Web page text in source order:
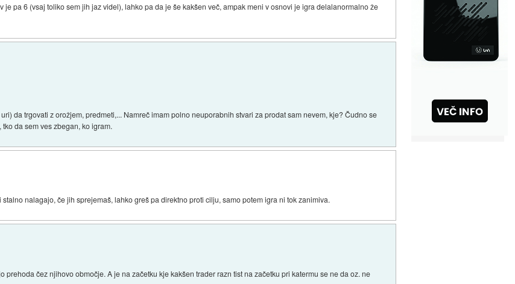
je pa 6 (vsaj toliko sem jih jaz videl), lahko pa da je še kakšen več, ampak meni v osnovi je igra delalanormalno že
da trgovati z orožjem, predmeti,... Namreč imam polno neuporabnih stvari za prodat sam nevem, kje? Čudno se
da sem ves zbegan, ko igram.
nalagajo, če jih sprejemaš, lahko greš pa direktno proti cilju, samo potem igra ni tok zanimiva.
prehoda čez njihovo območje. A je na začetku kje kakšen trader razn tist na začetku pri katermu se ne da oz. ne